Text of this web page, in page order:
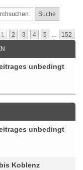
1 2 3 4 5 ...
152
unbedingt
unbedingt
Koblenz